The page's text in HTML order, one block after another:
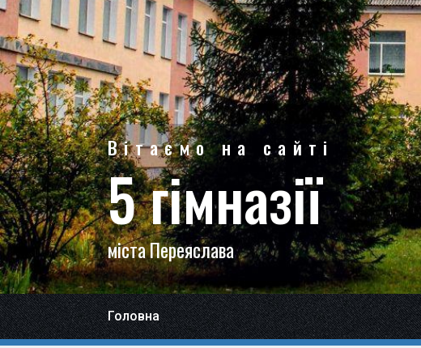
Вітаємо на сайті
5 гімназії
міста Переяслава
Головна